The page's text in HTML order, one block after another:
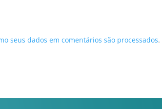
seus dados em comentários são processados.